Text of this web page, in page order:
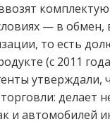
— в обмен,
то есть
(с 2011
утверждали,
делает
и автомобилей